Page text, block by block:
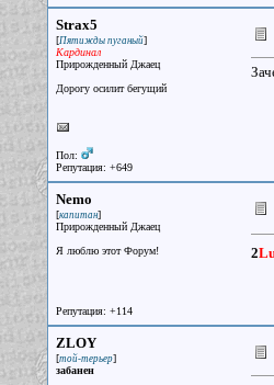
Strax5
[Пятижды пуганый]
Кардинал
Прирожденный Джаец
Дорогу осилит бегущий
Пол:
Репутация: +649
Nemo
[капитан]
Прирожденный Джаец
Я люблю этот Форум!
Репутация: +114
2
ZLOY
[той-терьер]
забанен